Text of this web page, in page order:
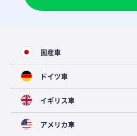
国産車
ドイツ車
イギリス車
アメリカ車